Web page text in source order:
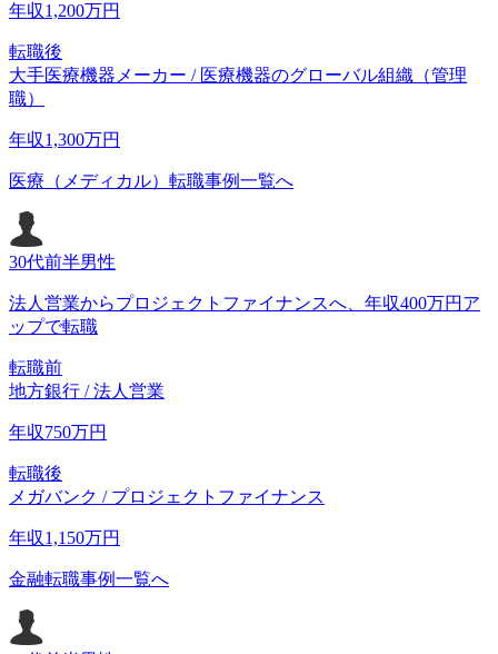
年収1,200万円
転職後
大手医療機器メーカー / 医療機器のグローバル組織（管理
職）
年収1,300万円
医療（メディカル）転職事例一覧へ
30代前半男性
法人営業からプロジェクトファイナンスへ、年収400万円ア
ップで転職
転職前
地方銀行 / 法人営業
年収750万円
転職後
メガバンク / プロジェクトファイナンス
年収1,150万円
金融転職事例一覧へ